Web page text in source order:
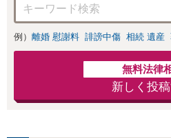
例） 離婚 慰謝料 誹謗中傷 相続 遺産
無料法律
新しく投